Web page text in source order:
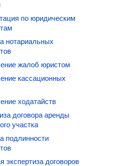
по юридическим
нотариальных
жалоб юристом
кассационных
ходатайств
договора аренды
участка
подлинности
экспертиза договоров